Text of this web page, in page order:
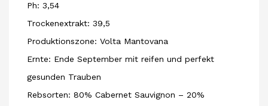
Ph: 3,54
Trockenextrakt: 39,5
Produktionszone: Volta Mantovana
Ernte: Ende September mit reifen und perfekt
gesunden Trauben
Rebsorten: 80% Cabernet Sauvignon – 20%